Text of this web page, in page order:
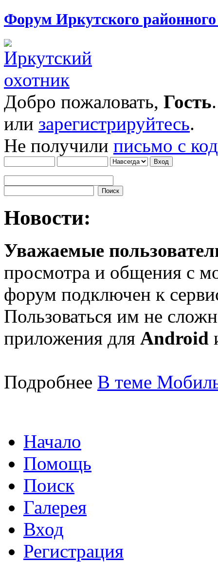
Форум Иркутского
Добро пожаловать, Гость
или зарегистрируйтесь.
Не получили письмо с
Новости:
Уважаемые
просмотра и общения с
форум подключен к
Пользоваться им не
приложения для Android
Подробнее В теме
Начало
Помощь
Поиск
Галерея
Вход
Регистрация